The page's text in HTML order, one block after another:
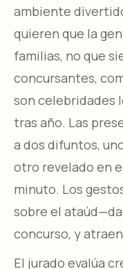
ambiente
quieren que la
familias, no que
concursantes,
son celebridades
tras año. Las
a dos difuntos,
otro revelado en
minuto. Los
sobre el
concurso, y
El jurado evalúa